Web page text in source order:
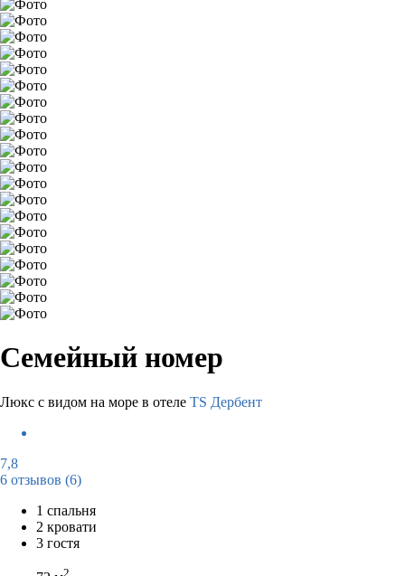
Семейный номер
Люкс с видом на море в отеле TS Дербент
7,8
6 отзывов (6)
1 спальня
2 кровати
3 гостя
2